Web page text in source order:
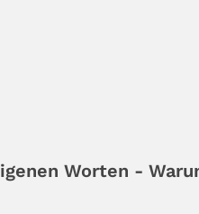
Worten -